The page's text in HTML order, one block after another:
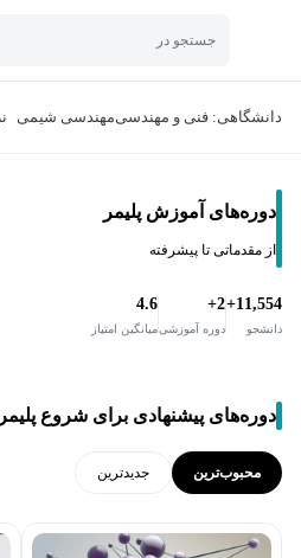
جستجو در
دانشگاهی: فنی و مهندسیمهندسی شیمی
دوره‌های آموزش پلیمر
از مقدماتی تا پیشرفته
11,554+
دانشجو
2+
دوره آموزشی
4.6
میانگین امتیاز
دوره‌های پیشنهادی برای شروع پلیمر
محبوب‌ترین جدید‌ترین